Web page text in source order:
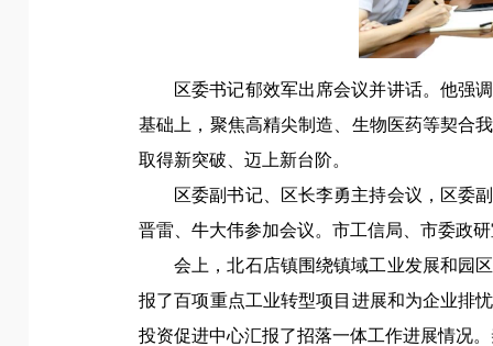
区委书记郁效军出席会议并讲话。他强
基础上，聚焦高精尖制造、生物医药等契合
取得新突破、迈上新台阶。
区委副书记、区长李勇主持会议，区委
晋雷、牛大伟参加会议。市工信局、市委政
会上，北石店镇围绕镇域工业发展和园
报了百项重点工业转型项目进展和为企业排
投资促进中心汇报了招落一体工作进展情况